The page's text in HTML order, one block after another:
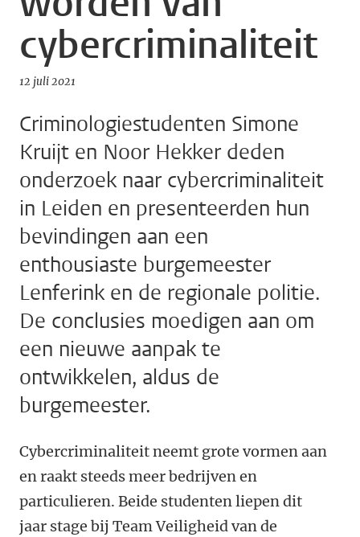
cybercriminaliteit
12 juli 2021
Criminologiestudenten Simone
Kruijt en Noor Hekker deden
onderzoek naar cybercriminaliteit
in Leiden en presenteerden hun
bevindingen aan een
enthousiaste burgemeester
Lenferink en de regionale politie.
De conclusies moedigen aan om
een nieuwe aanpak te
ontwikkelen, aldus de
burgemeester.
Cybercriminaliteit neemt grote vormen aan
en raakt steeds meer bedrijven en
particulieren. Beide studenten liepen dit
jaar stage bij Team Veiligheid van de